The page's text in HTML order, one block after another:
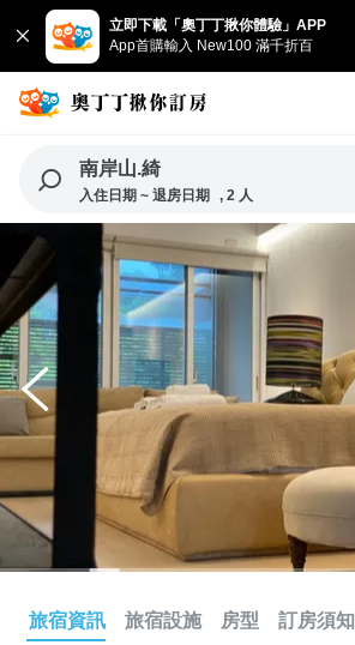
立即下載「奧丁丁揪你體驗」APP
App首購輸入 New100 滿千折百
南岸山.綺
入住日期 ~ 退房日期 , 2 人
旅宿資訊 旅宿設施 房型 訂房須知